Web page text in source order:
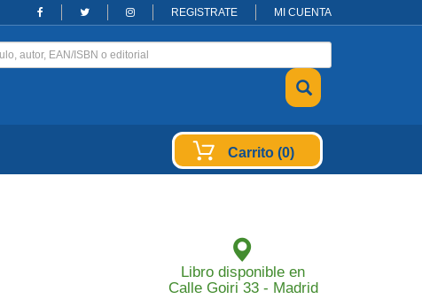
REGISTRATE MI CUENTA
Carrito (0)
Libro disponible en
Calle Goiri 33 - Madrid